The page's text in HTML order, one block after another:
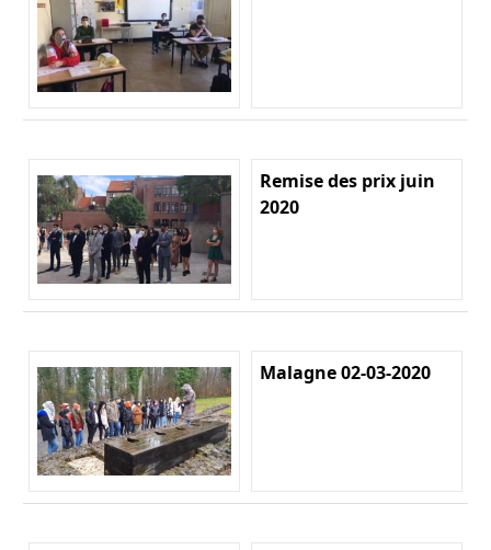
Remise des prix juin
2020
Malagne 02-03-2020